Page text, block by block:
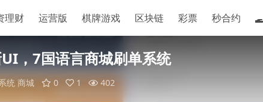
理财 运营版 棋牌游戏 区块链 彩票 秒合约
，7国语言商城刷单系统
统 商城 0 1 402